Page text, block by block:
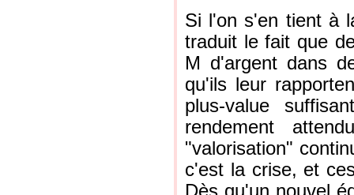
Si l'on s'en tient à
traduit le fait que
M d'argent dans
qu'ils leur
plus-value
rendement
"valorisation"
c'est la crise, et